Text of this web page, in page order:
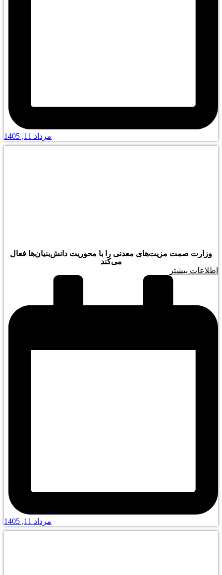
مرداد 11, 1405
وزارت صمت مزیت‌های معدنی را با محوریت دانش‌بنیان‌ها فعال
می‌کند
اطلاعات بیشتر
مرداد 11, 1405